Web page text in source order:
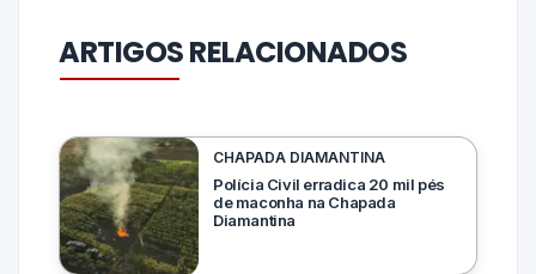
ARTIGOS RELACIONADOS
CHAPADA DIAMANTINA
Polícia Civil erradica 20 mil pés
de maconha na Chapada
Diamantina